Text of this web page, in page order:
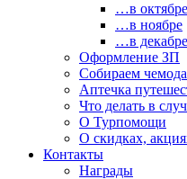
…в октябре
…в ноябре
…в декабре
Оформление ЗП
Собираем
Аптечка
Что делать в
О Турпомощи
О скидках,
Контакты
Награды